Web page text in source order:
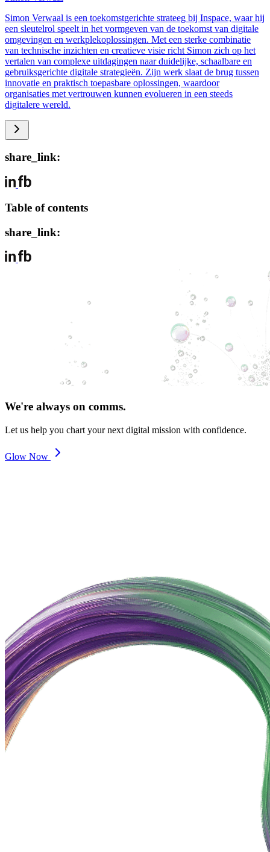
Simon Verwaal is een toekomstgerichte strateeg bij Inspace, waar hij
een sleutelrol speelt in het vormgeven van de toekomst van digitale
omgevingen en werkplekoplossingen. Met een sterke combinatie
van technische inzichten en creatieve visie richt Simon zich op het
vertalen van complexe uitdagingen naar duidelijke, schaalbare en
gebruiksgerichte digitale strategieën. Zijn werk slaat de brug tussen
innovatie en praktisch toepasbare oplossingen, waardoor
organisaties met vertrouwen kunnen evolueren in een steeds
digitalere wereld.
share_link:
Table of contents
share_link:
We're always on comms.
Let us help you chart your next digital mission with confidence.
Glow Now